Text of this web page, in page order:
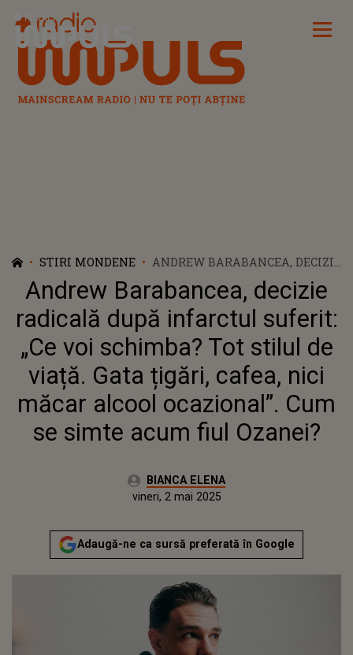
Radio Impuls
STIRI MONDENE
ANDREW BARABANCEA, DECIZIE
RADICALĂ DUPĂ INFARCTUL
SUFERIT: „CE VOI SCHIMBA?
TOT STILUL DE VIAȚĂ. GATA
ȚIGĂRI, CAFEA, NICI MĂCAR
ALCOOL OCAZIONAL”. CUM SE
SIMTE ACUM FIUL OZANEI?
Andrew Barabancea, decizie
radicală după infarctul suferit:
„Ce voi schimba? Tot stilul de
viață. Gata țigări, cafea, nici
măcar alcool ocazional”. Cum
se simte acum fiul Ozanei?
Autor:BIANCA ELENA
Actualizat:
vineri, 2 mai 2025
Adaugă-ne ca sursă preferată în Google